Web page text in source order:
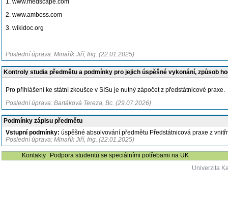
1. www.medscape.com
2. www.amboss.com
3. wikidoc.org
Poslední úprava: Minařík Jiří, Ing. (22.01.2025)
Kontroly studia předmětu a podmínky pro jejich úspěšné vykonání, způsob
Pro přihlášení ke státní zkoušce v SISu je nutný zápočet z předstátnicové praxe.
Poslední úprava: Bartáková Tereza, Bc. (29.07.2026)
Podmínky zápisu předmětu
Vstupní podmínky: úspěšné absolvování předmětu Předstátnicová praxe z
Poslední úprava: Minařík Jiří, Ing. (22.01.2025)
Kontakty
Podpora studentů se speciálními potřebami na UK
Univerzita